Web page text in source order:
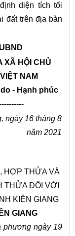
diện tích tối
đất trên địa bàn
XÃ HỘI CHỦ
NAM
- Hạnh phúc
ngày 16 tháng 8
năm 2021
HỢP THỬA VÀ
THỬA ĐỐI VỚI
KIÊN GIANG
GIANG
phương ngày 19